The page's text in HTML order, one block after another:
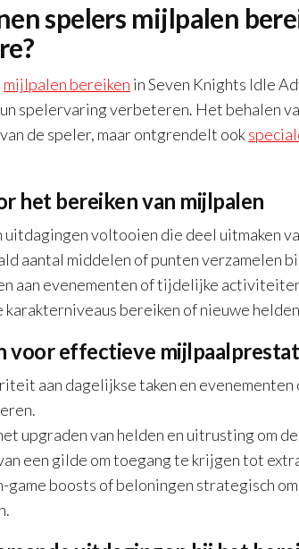
spelers mijlpalen
mijlpalen bereiken in Seven Knights Idle
spelervaring verbeteren. Het behalen
de speler, maar ontgrendelt ook
het bereiken van mijlpalen
uitdagingen voltooien die deel uitmaken
aantal middelen of punten verzamelen
aan evenementen of tijdelijke
karakterniveaus bereiken of nieuwe
voor effectieve
aan dagelijkse taken en
upgraden van helden en uitrusting om
een gilde om toegang te krijgen tot
game boosts of beloningen strategisch